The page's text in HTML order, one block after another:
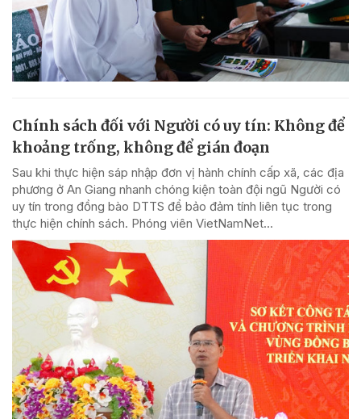
Chính sách đối với Người có uy tín: Không để
khoảng trống, không để gián đoạn
Sau khi thực hiện sáp nhập đơn vị hành chính cấp xã, các địa
phương ở An Giang nhanh chóng kiện toàn đội ngũ Người có
uy tín trong đồng bào DTTS để bảo đảm tính liên tục trong
thực hiện chính sách. Phóng viên VietNamNet...